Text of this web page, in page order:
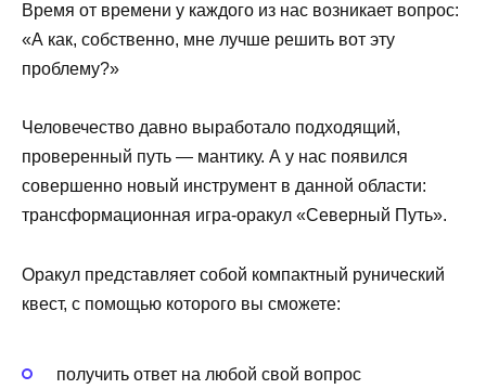
Время от времени у каждого из нас возникает вопрос:
«А как, собственно, мне лучше решить вот эту
проблему?»
Человечество давно выработало подходящий,
проверенный путь — мантику. А у нас появился
совершенно новый инструмент в данной области:
трансформационная игра-оракул «Северный Путь».
Оракул представляет собой компактный рунический
квест, с помощью которого вы сможете:
получить ответ на любой свой вопрос